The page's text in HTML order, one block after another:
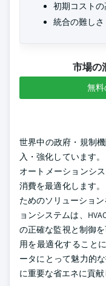
初期コストの
統合の難しさ
市場の
無料
世界中の政府・規制
入・強化しています
オートメーションシ
消費を最適化します
ためのソリューショ
ョンシステムは、
の正確な監視と制御
用を最適化すること
ータにとって魅力的
に重要な省エネに貢献